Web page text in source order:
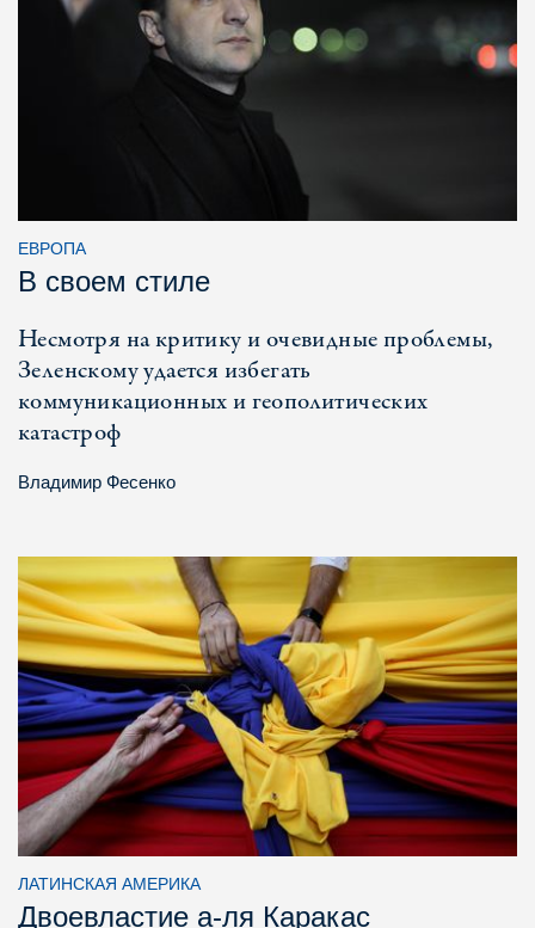
ЕВРОПА
В своем стиле
Несмотря на критику и очевидные проблемы,
Зеленскому удается избегать
коммуникационных и геополитических
катастроф
Владимир Фесенко
ЛАТИНСКАЯ АМЕРИКА
Двоевластие а-ля Каракас